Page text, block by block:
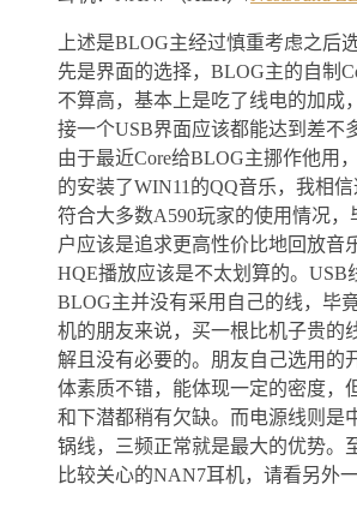
上述是BLOG主经过慎重考虑之后
先是界面的选择，BLOG主的自制
不算高，基本上是吃了线电的加成
接一个USB界面应该都能达到差不
由于最近Core给BLOG主挪作他用
的安装了WIN11的QQ音乐，我相
符合大多数A590玩家的使用情况，
户应该是追求更高性价比地回放音
HQE播放应该是不太划算的。USB
BLOG主并没有采用自己的线，毕
机的朋友来说，买一根比机子贵的
解且没有必要的。朋友自己选用的
体素质不错，能体现一定的密度，
和下潜都稍有欠缺。而电源线则是
锅线，三频正常就是最大的优势。
比较关心的NAN7耳机，请看另外一